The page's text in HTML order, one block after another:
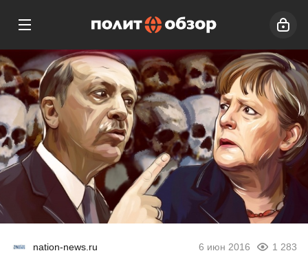
nation-news.ru 6 июн 2016 1 283